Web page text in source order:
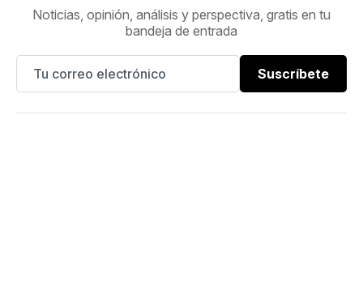
Noticias, opinión, análisis y perspectiva, gratis en tu
bandeja de entrada
Suscríbete